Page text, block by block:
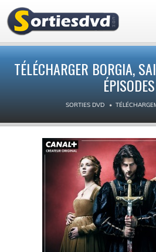
TÉLÉCHARGER BORGIA,
SORTIES DVD